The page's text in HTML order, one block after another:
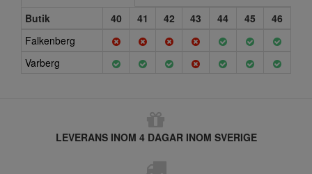
Butik
40 41 42 43 44 45
46
Falkenberg
Varberg
LEVERANS INOM 4 DAGAR INOM SVERIGE